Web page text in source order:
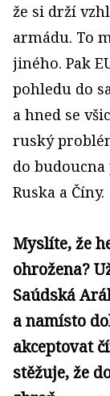
že si drží
armádu. To
jiného. Pak
pohledu do
a hned se
ruský
do
Ruska a Číny.
Myslíte, že
ohrožena?
Saúdská
a namísto
akceptovat
stěžuje, že